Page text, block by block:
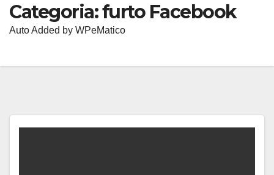
Categoria:furto Facebook
Auto Added by WPeMatico